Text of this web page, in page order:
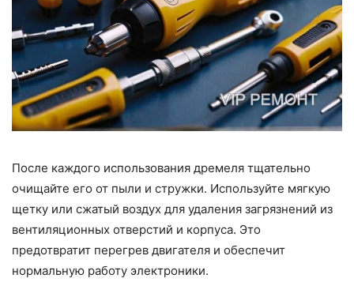
После каждого использования дремеля тщательно
очищайте его от пыли и стружки. Используйте мягкую
щетку или сжатый воздух для удаления загрязнений из
вентиляционных отверстий и корпуса. Это
предотвратит перегрев двигателя и обеспечит
нормальную работу электроники.